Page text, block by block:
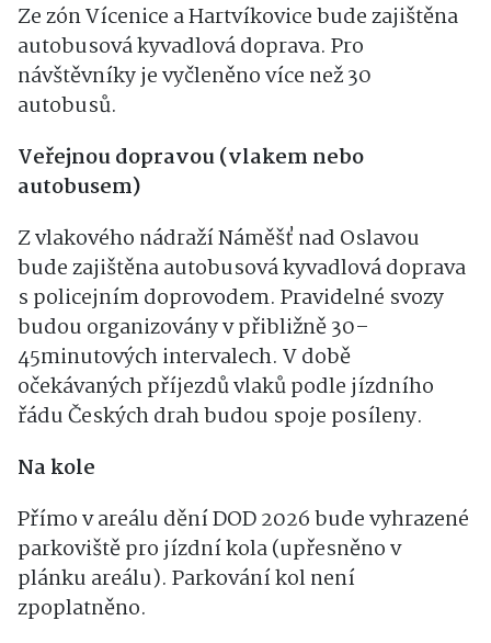
Ze zón Vícenice a Hartvíkovice bude zajištěna
autobusová kyvadlová doprava. Pro
návštěvníky je vyčleněno více než 30
autobusů.
Veřejnou dopravou (vlakem nebo
autobusem)
Z vlakového nádraží Náměšť nad Oslavou
bude zajištěna autobusová kyvadlová doprava
s policejním doprovodem. Pravidelné svozy
budou organizovány v přibližně 30–
45minutových intervalech. V době
očekávaných příjezdů vlaků podle jízdního
řádu Českých drah budou spoje posíleny.
Na kole
Přímo v areálu dění DOD 2026 bude vyhrazené
parkoviště pro jízdní kola (upřesněno v
plánku areálu). Parkování kol není
zpoplatněno.